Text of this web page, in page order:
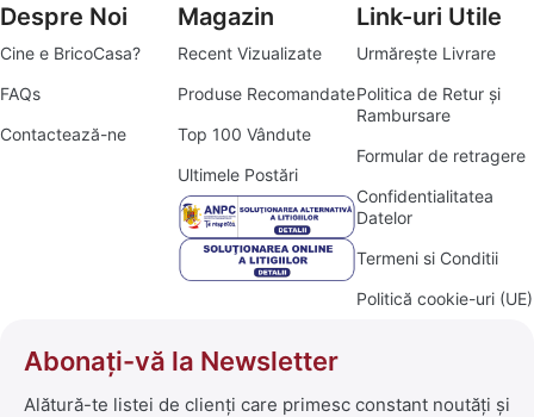
Despre Noi
Cine e BricoCasa?
FAQs
Contactează-ne
Magazin
Recent Vizualizate
Produse Recomandate
Top 100 Vândute
Ultimele Postări
Link-uri Utile
Urmărește Livrare
Politica de Retur și
Rambursare
Formular de retragere
Confidentialitatea
Datelor
Termeni si Conditii
Politică cookie-uri (UE)
Abonați-vă la Newsletter
Alătură-te listei de clienți care primesc constant noutăți și